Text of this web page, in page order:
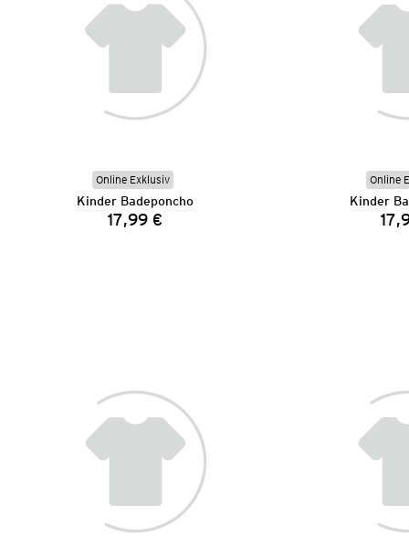
Online Exklusiv
Kinder Badeponcho
Preis:
17,99 €
Online
Kinder